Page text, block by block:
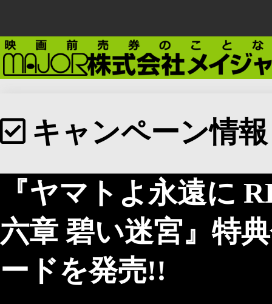
キャンペーン情報
『ヤマトよ永遠に
六章 碧い迷宮』特
ードを発売!!